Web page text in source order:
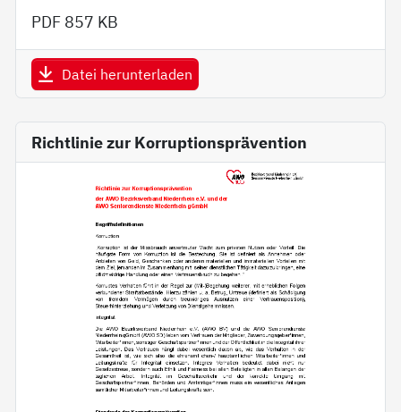
PDF 857 KB
Datei herunterladen
Richtlinie zur Korruptionsprävention